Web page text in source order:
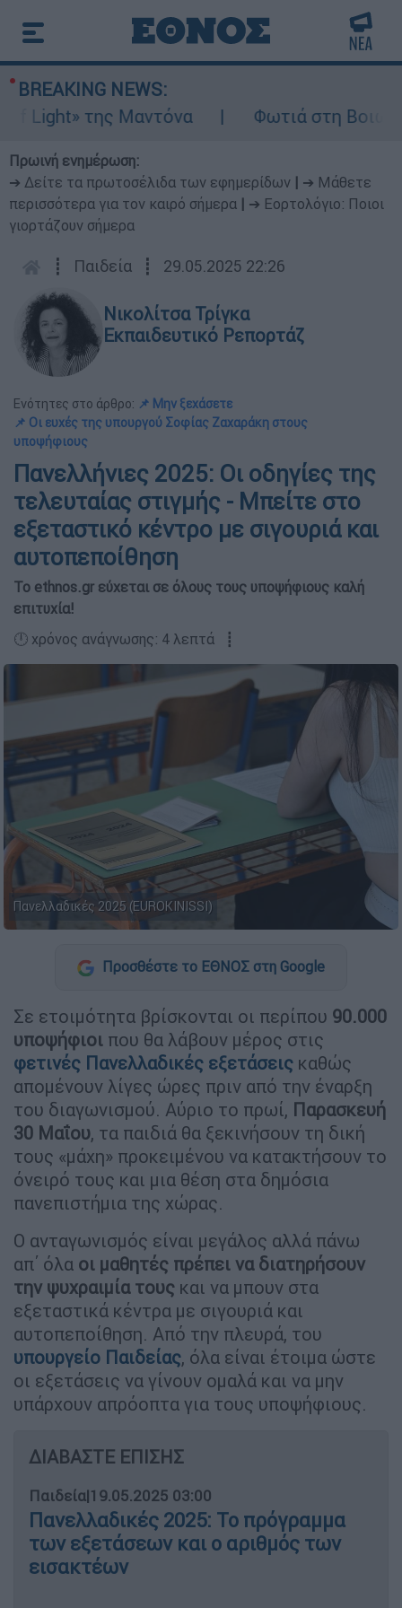
BREAKING NEWS:
της Μαντόνα
Φωτιά στη Βοιωτία:
Πρωινή ενημέρωση:
➔ Δείτε τα πρωτοσέλιδα των εφημερίδων
➔ Μάθετε
περισσότερα για τον καιρό σήμερα
➔ Εορτολόγιο: Ποιοι
γιορτάζουν σήμερα
┋ Παιδεία ┋ 29.05.2025 22:26
Νικολίτσα Τρίγκα
Εκπαιδευτικό Ρεπορτάζ
Ενότητες στο άρθρο: 📌 Μην ξεχάσετε
📌 Οι ευχές της υπουργού Σοφίας Ζαχαράκη στους
υποψήφιους
Πανελλήνιες 2025: Οι οδηγίες της
τελευταίας στιγμής - Μπείτε στο
εξεταστικό κέντρο με σιγουριά και
αυτοπεποίθηση
Το ethnos.gr εύχεται σε όλους τους υποψήφιους καλή
επιτυχία!
🕛 χρόνος ανάγνωσης: 4 λεπτά ┋
Πανελλαδικές 2025 (EUROKINISSI)
Προσθέστε το ΕΘΝΟΣ στη Google
Σε ετοιμότητα βρίσκονται οι περίπου 90.000
υποψήφιοι που θα λάβουν μέρος στις
φετινές Πανελλαδικές εξετάσεις καθώς
απομένουν λίγες ώρες πριν από την έναρξη
του διαγωνισμού. Αύριο το πρωί, Παρασκευή
30 Μαΐου, τα παιδιά θα ξεκινήσουν τη δική
τους «μάχη» προκειμένου να κατακτήσουν το
όνειρό τους και μια θέση στα δημόσια
πανεπιστήμια της χώρας.
Ο ανταγωνισμός είναι μεγάλος αλλά πάνω
απ΄ όλα οι μαθητές πρέπει να διατηρήσουν
την ψυχραιμία τους και να μπουν στα
εξεταστικά κέντρα με σιγουριά και
αυτοπεποίθηση. Από την πλευρά, του
υπουργείο Παιδείας, όλα είναι έτοιμα ώστε
οι εξετάσεις να γίνουν ομαλά και να μην
υπάρχουν απρόοπτα για τους υποψήφιους.
ΔΙΑΒΑΣΤΕ ΕΠΙΣΗΣ
Παιδεία|19.05.2025 03:00
Πανελλαδικές 2025: Το πρόγραμμα
των εξετάσεων και ο αριθμός των
εισακτέων